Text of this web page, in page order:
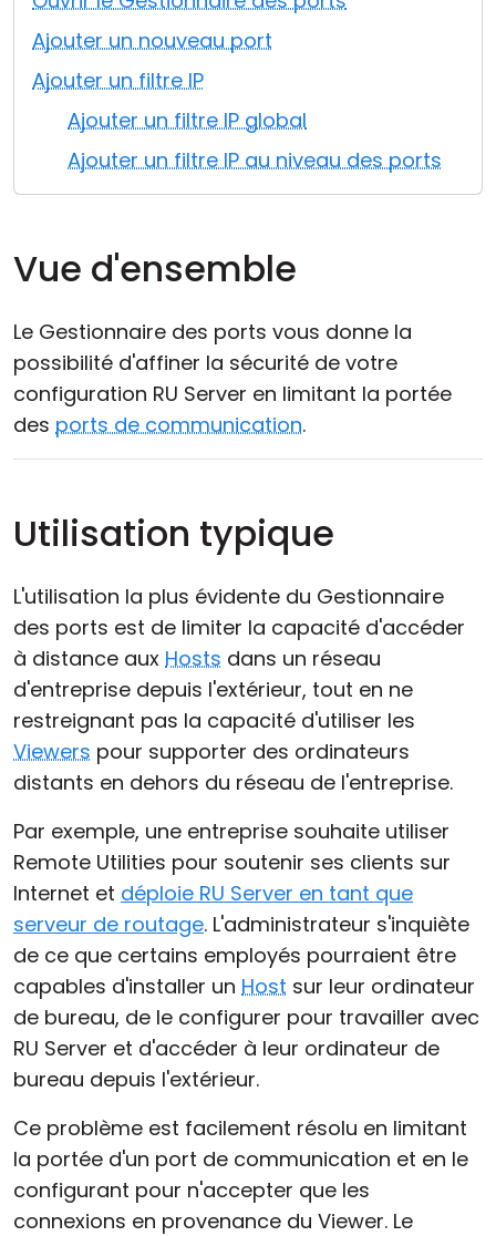
Ajouter un nouveau port
Ajouter un filtre IP
Ajouter un filtre IP global
Ajouter un filtre IP au niveau des ports
Vue d'ensemble
Le Gestionnaire des ports vous donne la
possibilité d'affiner la sécurité de votre
configuration RU Server en limitant la portée
des ports de communication.
Utilisation typique
L'utilisation la plus évidente du Gestionnaire
des ports est de limiter la capacité d'accéder
à distance aux Hosts dans un réseau
d'entreprise depuis l'extérieur, tout en ne
restreignant pas la capacité d'utiliser les
Viewers pour supporter des ordinateurs
distants en dehors du réseau de l'entreprise.
Par exemple, une entreprise souhaite utiliser
Remote Utilities pour soutenir ses clients sur
Internet et déploie RU Server en tant que
serveur de routage. L'administrateur s'inquiète
de ce que certains employés pourraient être
capables d'installer un Host sur leur ordinateur
de bureau, de le configurer pour travailler avec
RU Server et d'accéder à leur ordinateur de
bureau depuis l'extérieur.
Ce problème est facilement résolu en limitant
la portée d'un port de communication et en le
configurant pour n'accepter que les
connexions en provenance du Viewer. Le
Cloud et sur site